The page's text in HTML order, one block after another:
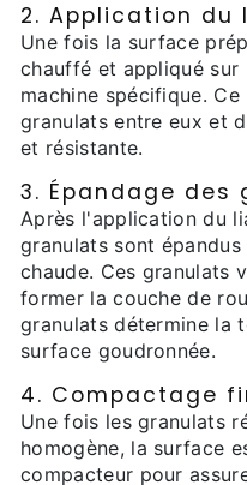
2. Application du
Une fois la surface
chauffé et appliqué
machine spécifique.
granulats entre eux et
et résistante.
3. Épandage des
Après l'application du
granulats sont
chaude. Ces granulats
former la couche de
granulats détermine la
surface goudronnée.
4. Compactage
Une fois les granulats
homogène, la surface
compacteur pour